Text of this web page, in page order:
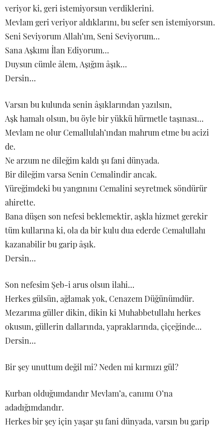
veriyor ki, geri istemiyorsun verdiklerini.
Mevlam geri veriyor aldıklarını, bu sefer sen istemiyorsun.
Seni Seviyorum Allah’ım, Seni Seviyorum…
Sana Aşkımı İlan Ediyorum…
Duysun cümle âlem, Aşığım âşık…
Dersin…
Varsın bu kulunda senin âşıklarından yazılsın,
Aşk hamalı olsun, bu öyle bir yükkü hürmetle taşınası…
Mevlam ne olur Cemallulah’ından mahrum etme bu acizi
de.
Ne arzum ne dileğim kaldı şu fani dünyada.
Bir dileğim varsa Senin Cemalindir ancak.
Yüreğimdeki bu yangınını Cemalini seyretmek söndürür
ahirette.
Bana düşen son nefesi beklemektir, aşkla hizmet gerekir
tüm kullarına ki, ola da bir kulu dua ederde Cemalullahı
kazanabilir bu garip âşık.
Dersin…
Son nefesim Şeb-i arus olsun ilahi…
Herkes gülsün, ağlamak yok, Cenazem Düğünümdür.
Mezarıma güller dikin, dikin ki Muhabbetullahı herkes
okusun, güllerin dallarında, yapraklarında, çiçeğinde…
Dersin…
Bir şey unuttum değil mi? Neden mi kırmızı gül?
Kurban olduğumdandır Mevlam’a, canımı O’na
adadığımdandır.
Herkes bir şey için yaşar şu fani dünyada, varsın bu garip